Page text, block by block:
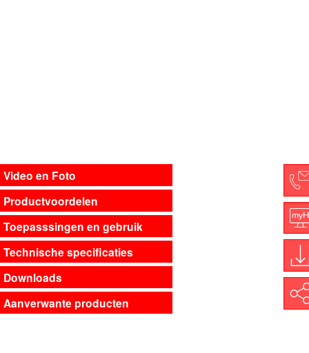
Video en Foto
Productvoordelen
Toepasssingen en gebruik
Technische specificaties
Downloads
Aanverwante producten